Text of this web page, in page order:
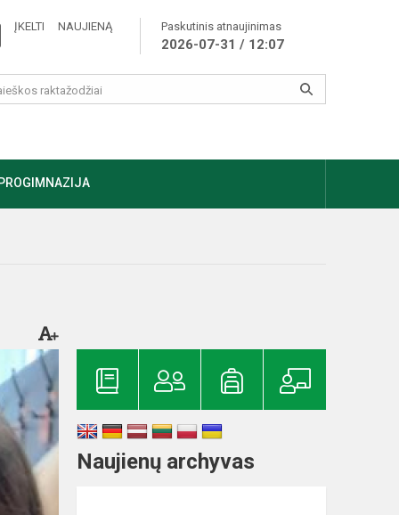
ĮKELTI NAUJIENĄ Paskutinis atnaujinimas
2026-07-31 / 12:07
Naujienų archyvas